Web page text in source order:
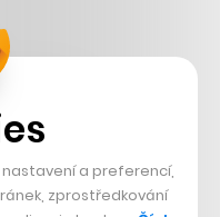
a preferencí,
zprostředkování